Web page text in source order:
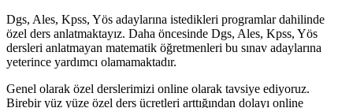
Dgs, Ales, Kpss, Yös adaylarına istedikleri programlar dahilinde
özel ders anlatmaktayız. Daha öncesinde Dgs, Ales, Kpss, Yös
dersleri anlatmayan matematik öğretmenleri bu sınav adaylarına
yeterince yardımcı olamamaktadır.
Genel olarak özel derslerimizi online olarak tavsiye ediyoruz.
Birebir yüz yüze özel ders ücretleri arttığından dolayı online